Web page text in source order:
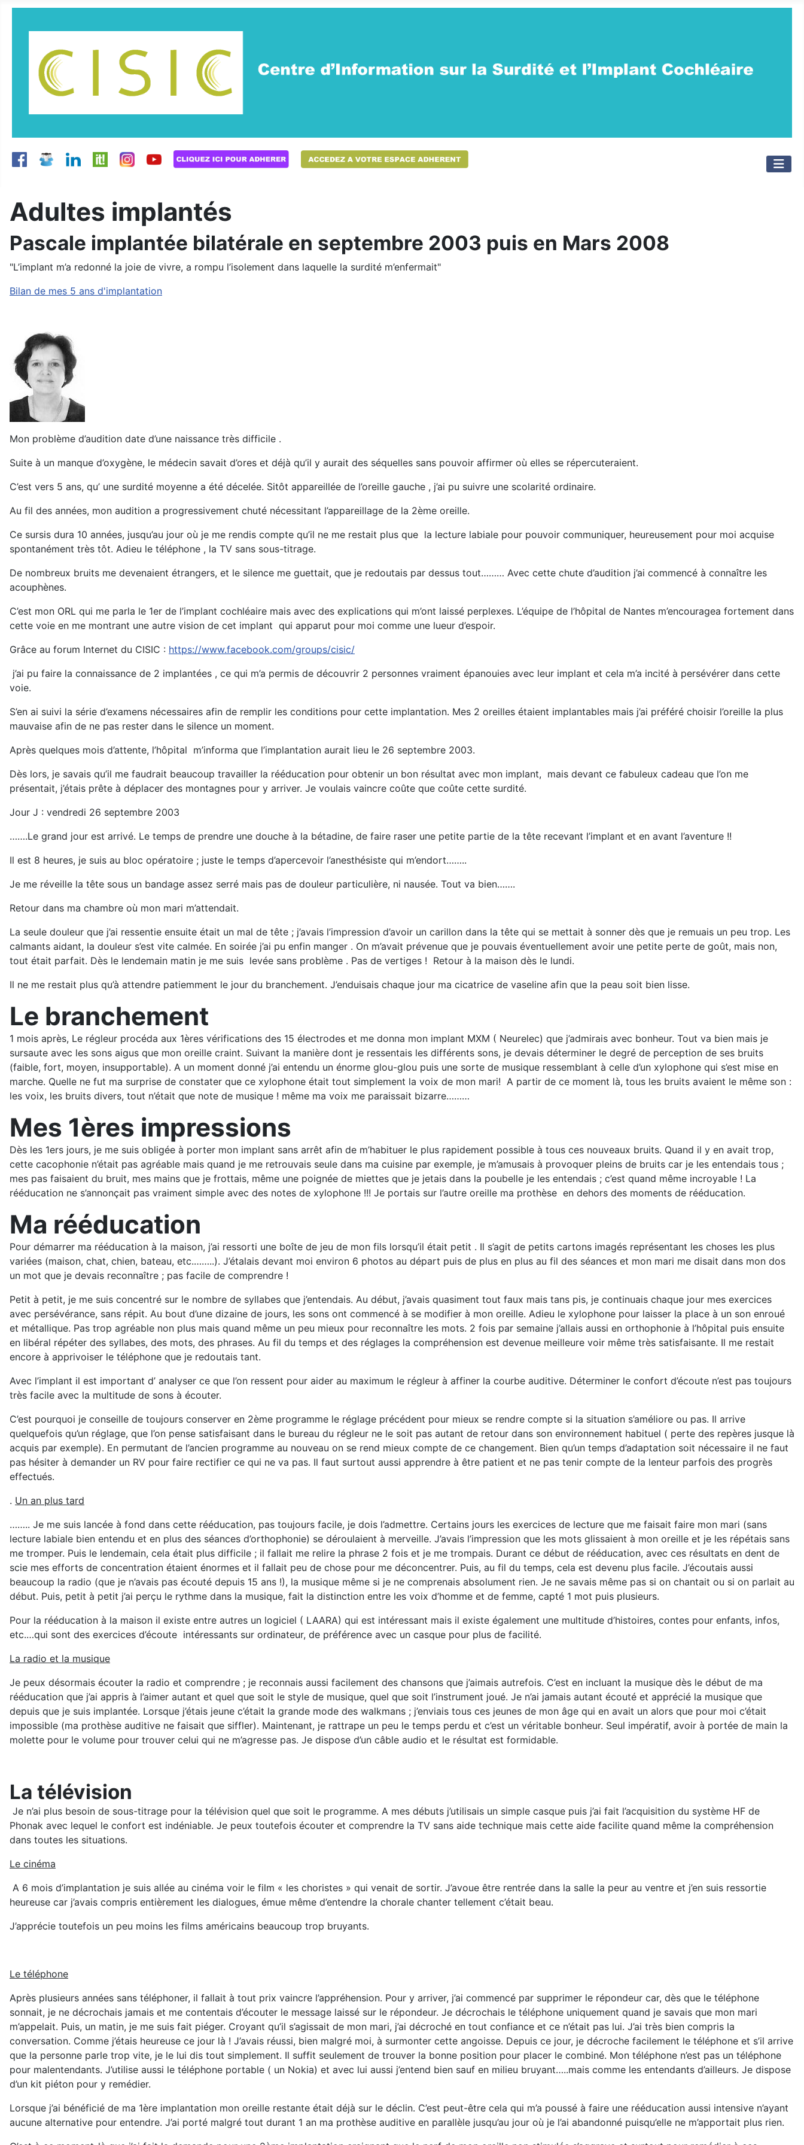
Adultes implantés
Pascale implantée bilatérale en septembre 2003 puis en Mars 2008
"L’implant m’a redonné la joie de vivre, a rompu l’isolement dans laquelle la surdité m’enfermait"
Bilan de mes 5 ans d'implantation
Mon problème d’audition date d’une naissance très difficile .
Suite à un manque d’oxygène, le médecin savait d’ores et déjà qu’il y aurait des séquelles sans pouvoir affirmer où elles se répercuteraient.
C’est vers 5 ans, qu’ une surdité moyenne a été décelée. Sitôt appareillée de l’oreille gauche , j’ai pu suivre une scolarité ordinaire.
Au fil des années, mon audition a progressivement chuté nécessitant l’appareillage de la 2ème oreille.
Ce sursis dura 10 années, jusqu’au jour où je me rendis compte qu’il ne me restait plus que la lecture labiale pour pouvoir communiquer, heureusement pour moi acquise
spontanément très tôt. Adieu le téléphone , la TV sans sous-titrage.
De nombreux bruits me devenaient étrangers, et le silence me guettait, que je redoutais par dessus tout……… Avec cette chute d’audition j’ai commencé à connaître les
acouphènes.
C’est mon ORL qui me parla le 1er de l’implant cochléaire mais avec des explications qui m’ont laissé perplexes. L’équipe de l’hôpital de Nantes m’encouragea fortement dans
cette voie en me montrant une autre vision de cet implant qui apparut pour moi comme une lueur d’espoir.
Grâce au forum Internet du CISIC : https://www.facebook.com/groups/cisic/
j’ai pu faire la connaissance de 2 implantées , ce qui m’a permis de découvrir 2 personnes vraiment épanouies avec leur implant et cela m’a incité à persévérer dans cette
voie.
S’en ai suivi la série d’examens nécessaires afin de remplir les conditions pour cette implantation. Mes 2 oreilles étaient implantables mais j’ai préféré choisir l’oreille la plus
mauvaise afin de ne pas rester dans le silence un moment.
Après quelques mois d’attente, l’hôpital m’informa que l’implantation aurait lieu le 26 septembre 2003.
Dès lors, je savais qu’il me faudrait beaucoup travailler la rééducation pour obtenir un bon résultat avec mon implant, mais devant ce fabuleux cadeau que l’on me
présentait, j’étais prête à déplacer des montagnes pour y arriver. Je voulais vaincre coûte que coûte cette surdité.
Jour J : vendredi 26 septembre 2003
…….Le grand jour est arrivé. Le temps de prendre une douche à la bétadine, de faire raser une petite partie de la tête recevant l’implant et en avant l’aventure !!
Il est 8 heures, je suis au bloc opératoire ; juste le temps d’apercevoir l’anesthésiste qui m’endort……..
Je me réveille la tête sous un bandage assez serré mais pas de douleur particulière, ni nausée. Tout va bien…….
Retour dans ma chambre où mon mari m’attendait.
La seule douleur que j’ai ressentie ensuite était un mal de tête ; j’avais l’impression d’avoir un carillon dans la tête qui se mettait à sonner dès que je remuais un peu trop. Les
calmants aidant, la douleur s’est vite calmée. En soirée j’ai pu enfin manger . On m’avait prévenue que je pouvais éventuellement avoir une petite perte de goût, mais non,
tout était parfait. Dès le lendemain matin je me suis levée sans problème . Pas de vertiges ! Retour à la maison dès le lundi.
Il ne me restait plus qu’à attendre patiemment le jour du branchement. J’enduisais chaque jour ma cicatrice de vaseline afin que la peau soit bien lisse.
Le branchement
1 mois après, Le régleur procéda aux 1ères vérifications des 15 électrodes et me donna mon implant MXM ( Neurelec) que j’admirais avec bonheur. Tout va bien mais je
sursaute avec les sons aigus que mon oreille craint. Suivant la manière dont je ressentais les différents sons, je devais déterminer le degré de perception de ses bruits
(faible, fort, moyen, insupportable). A un moment donné j’ai entendu un énorme glou-glou puis une sorte de musique ressemblant à celle d’un xylophone qui s’est mise en
marche. Quelle ne fut ma surprise de constater que ce xylophone était tout simplement la voix de mon mari! A partir de ce moment là, tous les bruits avaient le même son :
les voix, les bruits divers, tout n’était que note de musique ! même ma voix me paraissait bizarre………
Mes 1ères impressions
Dès les 1ers jours, je me suis obligée à porter mon implant sans arrêt afin de m’habituer le plus rapidement possible à tous ces nouveaux bruits. Quand il y en avait trop,
cette cacophonie n’était pas agréable mais quand je me retrouvais seule dans ma cuisine par exemple, je m’amusais à provoquer pleins de bruits car je les entendais tous ;
mes pas faisaient du bruit, mes mains que je frottais, même une poignée de miettes que je jetais dans la poubelle je les entendais ; c’est quand même incroyable ! La
rééducation ne s’annonçait pas vraiment simple avec des notes de xylophone !!! Je portais sur l’autre oreille ma prothèse en dehors des moments de rééducation.
Ma rééducation
Pour démarrer ma rééducation à la maison, j’ai ressorti une boîte de jeu de mon fils lorsqu’il était petit . Il s’agit de petits cartons imagés représentant les choses les plus
variées (maison, chat, chien, bateau, etc.……..). J’étalais devant moi environ 6 photos au départ puis de plus en plus au fil des séances et mon mari me disait dans mon dos
un mot que je devais reconnaître ; pas facile de comprendre !
Petit à petit, je me suis concentré sur le nombre de syllabes que j’entendais. Au début, j’avais quasiment tout faux mais tans pis, je continuais chaque jour mes exercices
avec persévérance, sans répit. Au bout d’une dizaine de jours, les sons ont commencé à se modifier à mon oreille. Adieu le xylophone pour laisser la place à un son enroué
et métallique. Pas trop agréable non plus mais quand même un peu mieux pour reconnaître les mots. 2 fois par semaine j’allais aussi en orthophonie à l’hôpital puis ensuite
en libéral répéter des syllabes, des mots, des phrases. Au fil du temps et des réglages la compréhension est devenue meilleure voir même très satisfaisante. Il me restait
encore à apprivoiser le téléphone que je redoutais tant.
Avec l’implant il est important d’ analyser ce que l’on ressent pour aider au maximum le régleur à affiner la courbe auditive. Déterminer le confort d’écoute n’est pas toujours
très facile avec la multitude de sons à écouter.
C’est pourquoi je conseille de toujours conserver en 2ème programme le réglage précédent pour mieux se rendre compte si la situation s’améliore ou pas. Il arrive
quelquefois qu’un réglage, que l’on pense satisfaisant dans le bureau du régleur ne le soit pas autant de retour dans son environnement habituel ( perte des repères jusque là
acquis par exemple). En permutant de l’ancien programme au nouveau on se rend mieux compte de ce changement. Bien qu’un temps d’adaptation soit nécessaire il ne faut
pas hésiter à demander un RV pour faire rectifier ce qui ne va pas. Il faut surtout aussi apprendre à être patient et ne pas tenir compte de la lenteur parfois des progrès
effectués.
. Un an plus tard
…….. Je me suis lancée à fond dans cette rééducation, pas toujours facile, je dois l’admettre. Certains jours les exercices de lecture que me faisait faire mon mari (sans
lecture labiale bien entendu et en plus des séances d’orthophonie) se déroulaient à merveille. J’avais l’impression que les mots glissaient à mon oreille et je les répétais sans
me tromper. Puis le lendemain, cela était plus difficile ; il fallait me relire la phrase 2 fois et je me trompais. Durant ce début de rééducation, avec ces résultats en dent de
scie mes efforts de concentration étaient énormes et il fallait peu de chose pour me déconcentrer. Puis, au fil du temps, cela est devenu plus facile. J’écoutais aussi
beaucoup la radio (que je n’avais pas écouté depuis 15 ans !), la musique même si je ne comprenais absolument rien. Je ne savais même pas si on chantait ou si on parlait au
début. Puis, petit à petit j’ai perçu le rythme dans la musique, fait la distinction entre les voix d’homme et de femme, capté 1 mot puis plusieurs.
Pour la rééducation à la maison il existe entre autres un logiciel ( LAARA) qui est intéressant mais il existe également une multitude d’histoires, contes pour enfants, infos,
etc.…qui sont des exercices d’écoute intéressants sur ordinateur, de préférence avec un casque pour plus de facilité.
La radio et la musique
Je peux désormais écouter la radio et comprendre ; je reconnais aussi facilement des chansons que j’aimais autrefois. C’est en incluant la musique dès le début de ma
rééducation que j’ai appris à l’aimer autant et quel que soit le style de musique, quel que soit l’instrument joué. Je n’ai jamais autant écouté et apprécié la musique que
depuis que je suis implantée. Lorsque j’étais jeune c’était la grande mode des walkmans ; j’enviais tous ces jeunes de mon âge qui en avait un alors que pour moi c’était
impossible (ma prothèse auditive ne faisait que siffler). Maintenant, je rattrape un peu le temps perdu et c’est un véritable bonheur. Seul impératif, avoir à portée de main la
molette pour le volume pour trouver celui qui ne m’agresse pas. Je dispose d’un câble audio et le résultat est formidable.
La télévision
Je n’ai plus besoin de sous-titrage pour la télévision quel que soit le programme. A mes débuts j’utilisais un simple casque puis j’ai fait l’acquisition du système HF de
Phonak avec lequel le confort est indéniable. Je peux toutefois écouter et comprendre la TV sans aide technique mais cette aide facilite quand même la compréhension
dans toutes les situations.
Le cinéma
A 6 mois d’implantation je suis allée au cinéma voir le film « les choristes » qui venait de sortir. J’avoue être rentrée dans la salle la peur au ventre et j’en suis ressortie
heureuse car j’avais compris entièrement les dialogues, émue même d’entendre la chorale chanter tellement c’était beau.
J’apprécie toutefois un peu moins les films américains beaucoup trop bruyants.
Le téléphone
Après plusieurs années sans téléphoner, il fallait à tout prix vaincre l’appréhension. Pour y arriver, j’ai commencé par supprimer le répondeur car, dès que le téléphone
sonnait, je ne décrochais jamais et me contentais d’écouter le message laissé sur le répondeur. Je décrochais le téléphone uniquement quand je savais que mon mari
m’appelait. Puis, un matin, je me suis fait piéger. Croyant qu’il s’agissait de mon mari, j’ai décroché en tout confiance et ce n’était pas lui. J’ai très bien compris la
conversation. Comme j’étais heureuse ce jour là ! J’avais réussi, bien malgré moi, à surmonter cette angoisse. Depuis ce jour, je décroche facilement le téléphone et s’il arrive
que la personne parle trop vite, je le lui dis tout simplement. Il suffit seulement de trouver la bonne position pour placer le combiné. Mon téléphone n’est pas un téléphone
pour malentendants. J’utilise aussi le téléphone portable ( un Nokia) et avec lui aussi j’entend bien sauf en milieu bruyant…..mais comme les entendants d’ailleurs. Je dispose
d’un kit piéton pour y remédier.
Lorsque j’ai bénéficié de ma 1ère implantation mon oreille restante était déjà sur le déclin. C’est peut-être cela qui m’a poussé à faire une rééducation aussi intensive n’ayant
aucune alternative pour entendre. J’ai porté malgré tout durant 1 an ma prothèse auditive en parallèle jusqu’au jour où je l’ai abandonné puisqu’elle ne m’apportait plus rien.